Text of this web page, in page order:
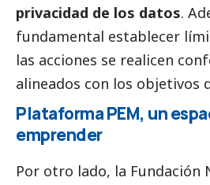
privacidad de los datos.
fundamental establecer
las acciones se realicen
alineados con los objetivos
Plataforma PEM, un
emprender
Por otro lado, la Fundación